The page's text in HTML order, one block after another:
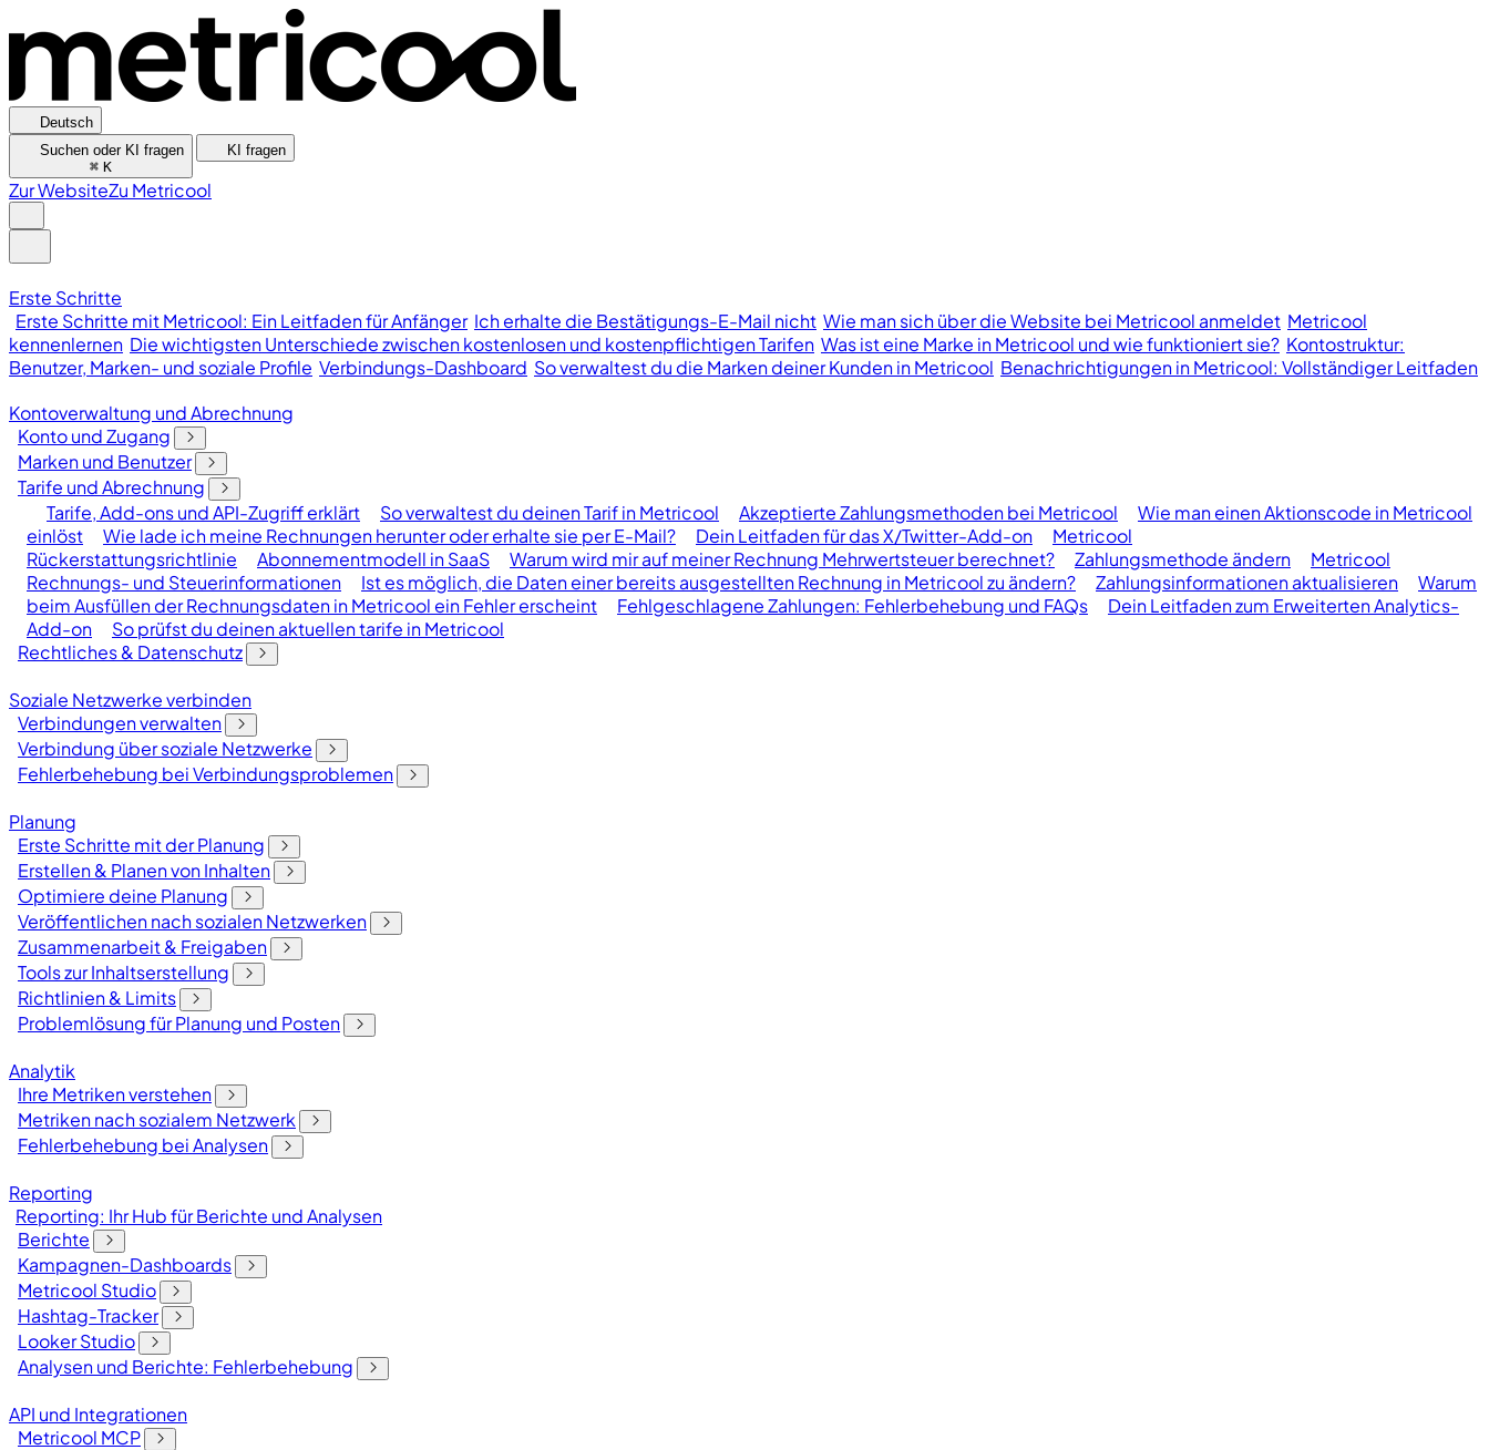
Deutsch
Suchen oder KI fragen
⌘ K
KI fragen
Zur WebsiteZu Metricool
Erste Schritte
Erste Schritte mit Metricool: Ein Leitfaden für Anfänger Ich erhalte die Bestätigungs-E-Mail nicht Wie man sich über die Website bei Metricool anmeldet Metricool
kennenlernen Die wichtigsten Unterschiede zwischen kostenlosen und kostenpflichtigen Tarifen Was ist eine Marke in Metricool und wie funktioniert sie? Kontostruktur:
Benutzer, Marken- und soziale Profile Verbindungs-Dashboard So verwaltest du die Marken deiner Kunden in Metricool Benachrichtigungen in Metricool: Vollständiger Leitfaden
Kontoverwaltung und Abrechnung
Konto und Zugang
Marken und Benutzer
Tarife und Abrechnung
Tarife, Add-ons und API-Zugriff erklärt
So verwaltest du deinen Tarif in Metricool Akzeptierte Zahlungsmethoden bei Metricool
Wie man einen Aktionscode in Metricool
einlöst
Wie lade ich meine Rechnungen herunter oder erhalte sie per E-Mail? Dein Leitfaden für das X/Twitter-Add-on
Metricool
Rückerstattungsrichtlinie
Abonnementmodell in SaaS Warum wird mir auf meiner Rechnung Mehrwertsteuer berechnet? Zahlungsmethode ändern
Metricool
Rechnungs- und Steuerinformationen
Ist es möglich, die Daten einer bereits ausgestellten Rechnung in Metricool zu ändern? Zahlungsinformationen aktualisieren
Warum
beim Ausfüllen der Rechnungsdaten in Metricool ein Fehler erscheint
Fehlgeschlagene Zahlungen: Fehlerbehebung und FAQs
Dein Leitfaden zum Erweiterten Analytics-
Add-on
So prüfst du deinen aktuellen tarife in Metricool
Rechtliches & Datenschutz
Soziale Netzwerke verbinden
Verbindungen verwalten
Verbindung über soziale Netzwerke
Fehlerbehebung bei Verbindungsproblemen
Planung
Erste Schritte mit der Planung
Erstellen & Planen von Inhalten
Optimiere deine Planung
Veröffentlichen nach sozialen Netzwerken
Zusammenarbeit & Freigaben
Tools zur Inhaltserstellung
Richtlinien & Limits
Problemlösung für Planung und Posten
Analytik
Ihre Metriken verstehen
Metriken nach sozialem Netzwerk
Fehlerbehebung bei Analysen
Reporting
Reporting: Ihr Hub für Berichte und Analysen
Berichte
Kampagnen-Dashboards
Metricool Studio
Hashtag-Tracker
Looker Studio
Analysen und Berichte: Fehlerbehebung
API und Integrationen
Metricool MCP